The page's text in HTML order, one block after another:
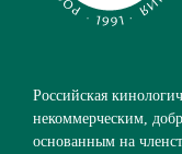
Российская
некоммерческим,
основанным на